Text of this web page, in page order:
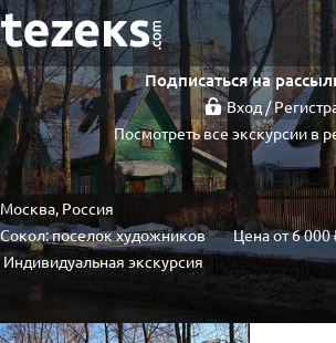
Подписаться на
Вход /
Посмотреть все экскурсии в
Москва, Россия
Сокол: поселок художников
Индивидуальная экскурсия
Цена от6 000